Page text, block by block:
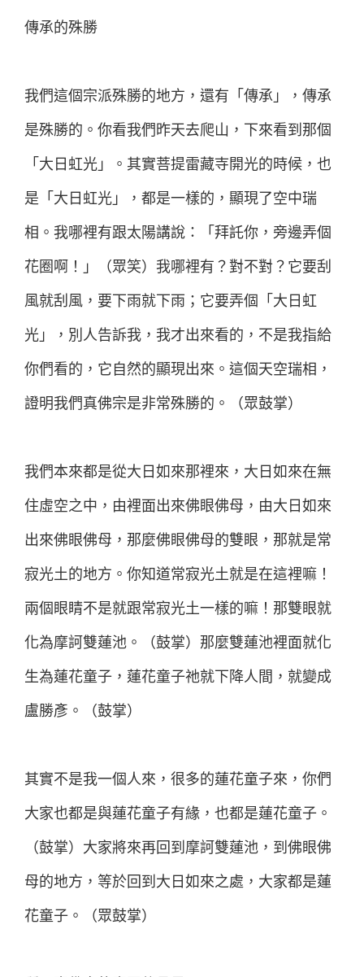
傳承的殊勝
我們這個宗派殊勝的地方，還有「傳承」，傳承
是殊勝的。你看我們昨天去爬山，下來看到那個
「大日虹光」。其實菩提雷藏寺開光的時候，也
是「大日虹光」，都是一樣的，顯現了空中瑞
相。我哪裡有跟太陽講說：「拜託你，旁邊弄個
花圈啊！」（眾笑）我哪裡有？對不對？它要刮
風就刮風，要下雨就下雨；它要弄個「大日虹
光」，別人告訴我，我才出來看的，不是我指給
你們看的，它自然的顯現出來。這個天空瑞相，
證明我們真佛宗是非常殊勝的。（眾鼓掌）
我們本來都是從大日如來那裡來，大日如來在無
住虛空之中，由裡面出來佛眼佛母，由大日如來
出來佛眼佛母，那麼佛眼佛母的雙眼，那就是常
寂光土的地方。你知道常寂光土就是在這裡嘛！
兩個眼睛不是就跟常寂光土一樣的嘛！那雙眼就
化為摩訶雙蓮池。（鼓掌）那麼雙蓮池裡面就化
生為蓮花童子，蓮花童子祂就下降人間，就變成
盧勝彥。（鼓掌）
其實不是我一個人來，很多的蓮花童子來，你們
大家也都是與蓮花童子有緣，也都是蓮花童子。
（鼓掌）大家將來再回到摩訶雙蓮池，到佛眼佛
母的地方，等於回到大日如來之處，大家都是蓮
花童子。（眾鼓掌）